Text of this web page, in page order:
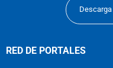
RED DE PORTALES